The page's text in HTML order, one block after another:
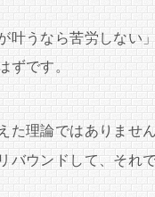
叶うなら苦労しない」
ずです。
た理論ではありません
バウンドして、それ